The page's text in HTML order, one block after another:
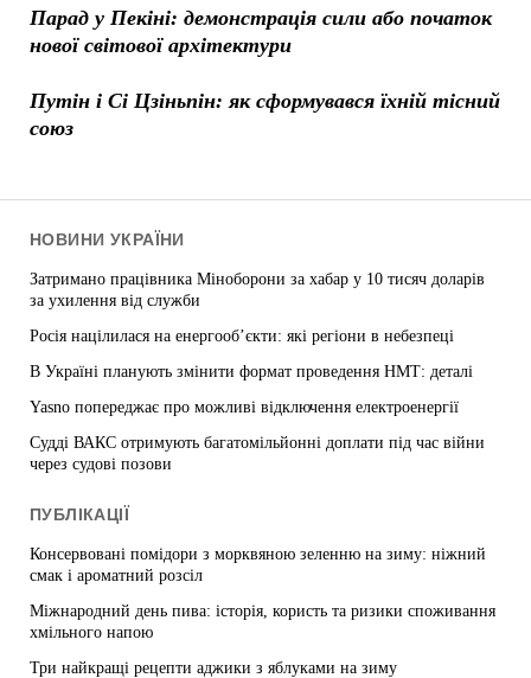
Парад у Пекіні: демонстрація сили або початок
нової світової архітектури
Путін і Сі Цзіньпін: як сформувався їхній тісний
союз
НОВИНИ УКРАЇНИ
Затримано працівника Міноборони за хабар у 10 тисяч доларів
за ухилення від служби
Росія націлилася на енергооб’єкти: які регіони в небезпеці
В Україні планують змінити формат проведення НМТ: деталі
Yasno попереджає про можливі відключення електроенергії
Судді ВАКС отримують багатомільйонні доплати під час війни
через судові позови
ПУБЛІКАЦІЇ
Консервовані помідори з морквяною зеленню на зиму: ніжний
смак і ароматний розсіл
Міжнародний день пива: історія, користь та ризики споживання
хмільного напою
Три найкращі рецепти аджики з яблуками на зиму